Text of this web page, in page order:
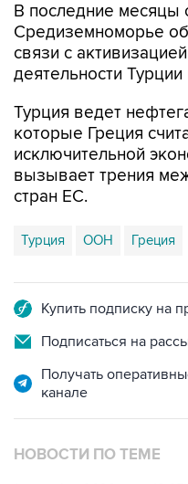
В последние месяцы
Средиземноморье
связи с
деятельности
Турция ведет
которые Греция
исключительной
вызывает трения
стран ЕС.
Турция ООН Греция
Купить подписку на
Подписаться на
Получать
канале
НОВОСТИ ПО ТЕМЕ